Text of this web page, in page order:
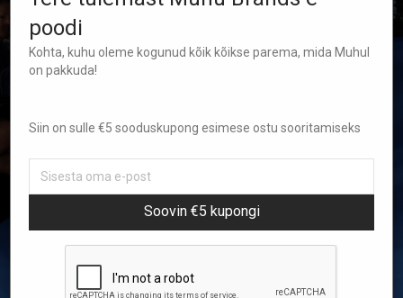
poodi
Kohta, kuhu oleme kogunud kõik kõikse parema, mida Muhul
on pakkuda!
Siin on sulle €5 sooduskupong esimese ostu sooritamiseks
Soovin €5 kupongi